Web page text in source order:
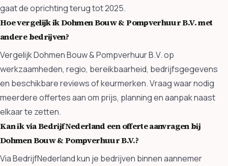
gaat de oprichting terug tot 2025.
Hoe vergelijk ik Dohmen Bouw & Pompverhuur B.V. met
andere bedrijven?
Vergelijk Dohmen Bouw & Pompverhuur B.V. op
werkzaamheden, regio, bereikbaarheid, bedrijfsgegevens
en beschikbare reviews of keurmerken. Vraag waar nodig
meerdere offertes aan om prijs, planning en aanpak naast
elkaar te zetten.
Kan ik via BedrijfNederland een offerte aanvragen bij
Dohmen Bouw & Pompverhuur B.V.?
Via BedrijfNederland kun je bedrijven binnen aannemer